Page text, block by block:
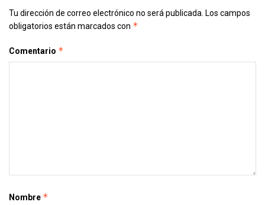
Tu dirección de correo electrónico no será publicada. Los campos
obligatorios están marcados con *
Comentario *
Nombre *